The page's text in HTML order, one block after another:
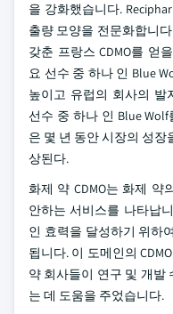
을 강화했습니다.
출량 모양을 전문화합니
갖춘 프랑스 CDMO를 얻
요 선수 중 하나 인 Blue
높이고 유럽의 회사의 발
선수 중 하나 인 Blue
은 몇 년 동안 시장의 성
상된다.
화제 약 CDMO는 화제 약
안하는 서비스를 나타납
인 효력을 달성하기 위하
됩니다. 이 도메인의
약 회사들이 연구 및 개발
는 데 도움을 주었습니다.